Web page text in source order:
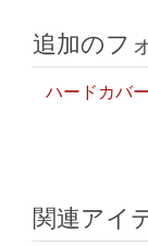
追加のフ
ハードカバー
関連アイ